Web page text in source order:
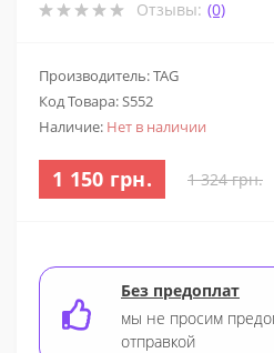
Отзывы: (0)
Производитель: TAG
Код Товара: S552
Наличие: Нет в наличии
1 150 грн. 1 324 грн.
Без предоплат
мы не просим
отправкой